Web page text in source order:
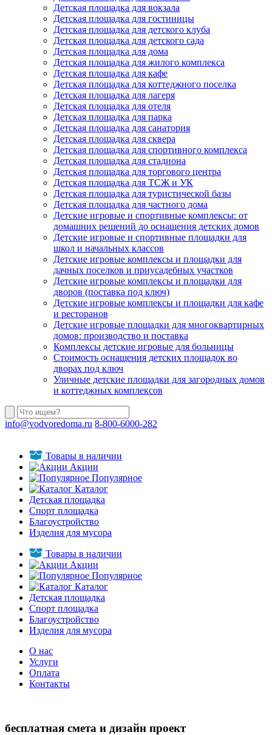
Детская площадка для вокзала
Детская площадка для гостиницы
Детская площадка для детского клуба
Детская площадка для детского сада
Детская площадка для дома
Детская площадка для жилого комплекса
Детская площадка для кафе
Детская площадка для коттеджного поселка
Детская площадка для лагеря
Детская площадка для отеля
Детская площадка для парка
Детская площадка для санатория
Детская площадка для сквера
Детская площадка для спортивного комплекса
Детская площадка для стадиона
Детская площадка для торгового центра
Детская площадка для ТСЖ и УК
Детская площадка для туристической базы
Детская площадка для частного дома
Детские игровые и спортивные комплексы: от
домашних решений до оснащения детских домов
Детские игровые и спортивные площадки для
школ и начальных классов
Детские игровые комплексы и площадки для
дачных поселков и приусадебных участков
Детские игровые комплексы и площадки для
дворов (поставка под ключ)
Детские игровые комплексы и площадки для кафе
и ресторанов
Детские игровые площадки для многоквартирных
домов: производство и поставка
Комплексы детские игровые для больницы
Стоимость оснащения детских площадок во
дворах под ключ
Уличные детские площадки для загородных домов
и коттеджных комплексов
info@vodvoredoma.ru 8-800-6000-282
Товары в наличии
Акции
Популярное
Каталог
Детская площадка
Спорт площадка
Благоустройство
Изделия для мусора
Товары в наличии
Акции
Популярное
Каталог
Детская площадка
Спорт площадка
Благоустройство
Изделия для мусора
О нас
Услуги
Оплата
Контакты
бесплатная смета и дизайн проект